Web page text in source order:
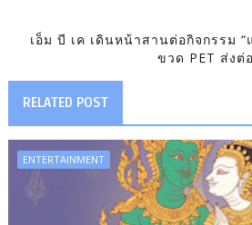
เอ็ม บี เค เดินหน้าสานต่อกิจกรรม
ขวด PET ส่งต่
RELATED POST
ENTERTAINMENT